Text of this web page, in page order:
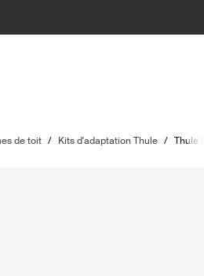
de toit / Kits d'adaptation Thule / Thule